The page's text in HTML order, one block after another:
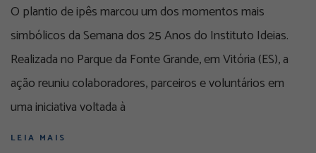
O plantio de ipês marcou um dos momentos mais
simbólicos da Semana dos 25 Anos do Instituto Ideias.
Realizada no Parque da Fonte Grande, em Vitória (ES), a
ação reuniu colaboradores, parceiros e voluntários em
uma iniciativa voltada à
LEIA MAIS